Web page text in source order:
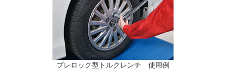
プレロック型トルクレンチ 使用例